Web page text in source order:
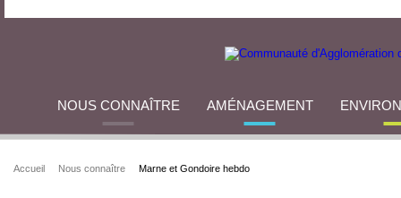
NOUS CONNAÎTRE AMÉNAGEMENT
Accueil Nous connaître Marne et Gondoire hebdo